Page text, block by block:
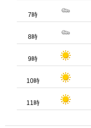
7時
8時
9時
10時
11時